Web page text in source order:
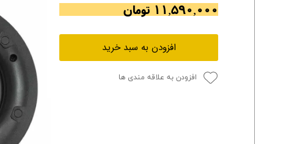
۱۱,۵۹۰,۰۰۰ تومان
افزودن به سبد خرید
افزودن به علاقه مندی ها